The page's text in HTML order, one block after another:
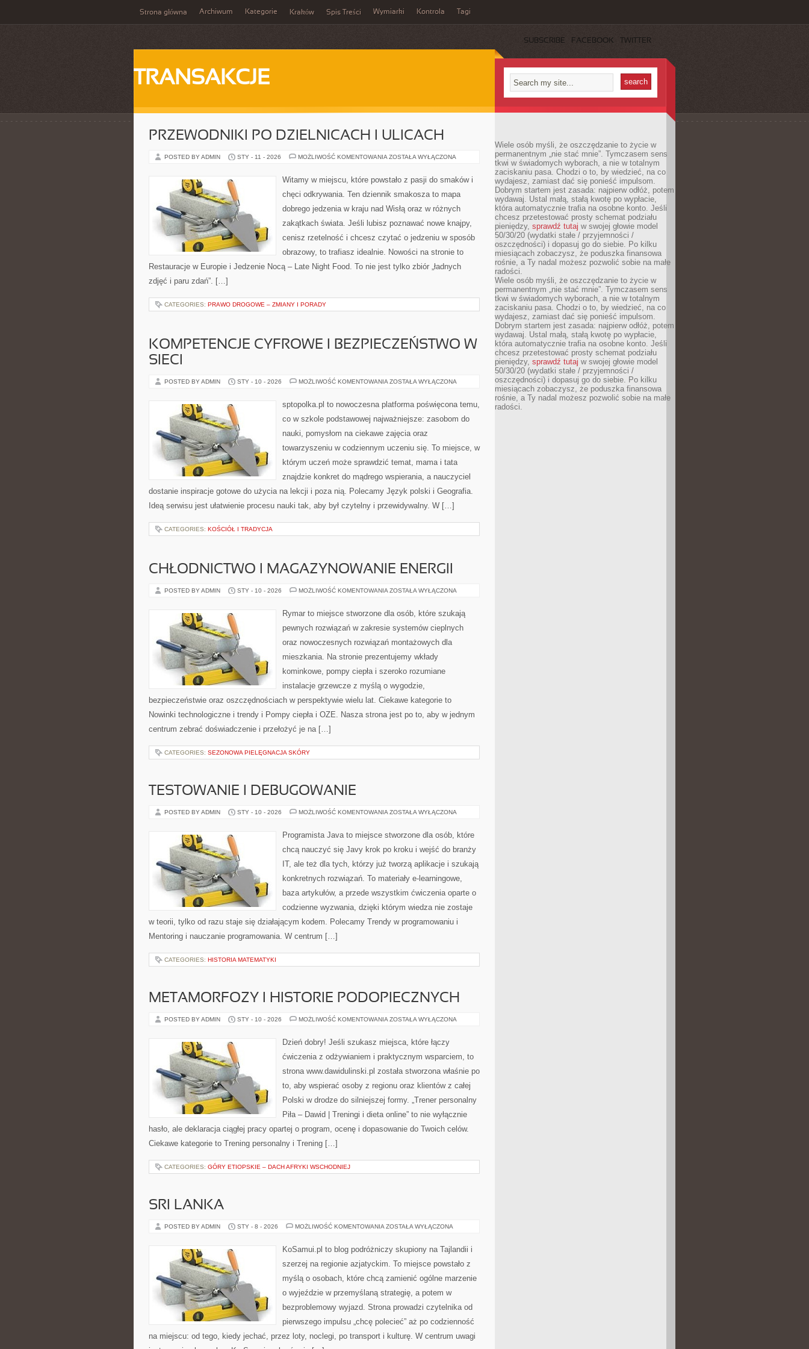
Strona główna Archiwum Kategorie Kraków Spis Treści Wymiarki Kontrola Tagi
SUBSCRIBE FACEBOOK TWITTER
TRANSAKCJE
PRZEWODNIKI PO DZIELNICACH I ULICACH
POSTED BY ADMIN STY - 11 - 2026 MOŻLIWOŚĆ KOMENTOWANIA PRZEWODNIKI
I
ULICACH
ZOSTAŁA WYŁĄCZONA
Witamy w miejscu, które powstało z pasji do smaków i
chęci odkrywania. Ten dziennik smakosza to mapa
dobrego jedzenia w kraju nad Wisłą oraz w różnych
zakątkach świata. Jeśli lubisz poznawać nowe knajpy,
cenisz rzetelność i chcesz czytać o jedzeniu w sposób
obrazowy, to trafiasz idealnie. Nowości na stronie to
Restauracje w Europie i Jedzenie Nocą – Late Night Food. To nie jest tylko zbiór „ładnych
zdjęć i paru zdań”. […]
CATEGORIES: PRAWO DROGOWE – ZMIANY I PORADY
KOMPETENCJE CYFROWE I BEZPIECZEŃSTWO W
SIECI
POSTED BY ADMIN STY - 10 - 2026 MOŻLIWOŚĆ KOMENTOWANIA KOMPETENCJE
BEZPIECZEŃSTWO
W
ZOSTAŁA WYŁĄCZONA
sptopolka.pl to nowoczesna platforma poświęcona temu,
co w szkole podstawowej najważniejsze: zasobom do
nauki, pomysłom na ciekawe zajęcia oraz
towarzyszeniu w codziennym uczeniu się. To miejsce, w
którym uczeń może sprawdzić temat, mama i tata
znajdzie konkret do mądrego wspierania, a nauczyciel
dostanie inspiracje gotowe do użycia na lekcji i poza nią. Polecamy Język polski i Geografia.
Ideą serwisu jest ułatwienie procesu nauki tak, aby był czytelny i przewidywalny. W […]
CATEGORIES: KOŚCIÓŁ I TRADYCJA
CHŁODNICTWO I MAGAZYNOWANIE ENERGII
POSTED BY ADMIN STY - 10 - 2026 MOŻLIWOŚĆ KOMENTOWANIA CHŁODNICTWO
ENERGII
ZOSTAŁA WYŁĄCZONA
Rymar to miejsce stworzone dla osób, które szukają
pewnych rozwiązań w zakresie systemów cieplnych
oraz nowoczesnych rozwiązań montażowych dla
mieszkania. Na stronie prezentujemy wkłady
kominkowe, pompy ciepła i szeroko rozumiane
instalacje grzewcze z myślą o wygodzie,
bezpieczeństwie oraz oszczędnościach w perspektywie wielu lat. Ciekawe kategorie to
Nowinki technologiczne i trendy i Pompy ciepła i OZE. Nasza strona jest po to, aby w jednym
centrum zebrać doświadczenie i przełożyć je na […]
CATEGORIES: SEZONOWA PIELĘGNACJA SKÓRY
TESTOWANIE I DEBUGOWANIE
POSTED BY ADMIN STY - 10 - 2026 MOŻLIWOŚĆ KOMENTOWANIA TESTOWANIE
ZOSTAŁA WYŁĄCZONA
Programista Java to miejsce stworzone dla osób, które
chcą nauczyć się Javy krok po kroku i wejść do branży
IT, ale też dla tych, którzy już tworzą aplikacje i szukają
konkretnych rozwiązań. To materiały e-learningowe,
baza artykułów, a przede wszystkim ćwiczenia oparte o
codzienne wyzwania, dzięki którym wiedza nie zostaje
w teorii, tylko od razu staje się działającym kodem. Polecamy Trendy w programowaniu i
Mentoring i nauczanie programowania. W centrum […]
CATEGORIES: HISTORIA MATEMATYKI
METAMORFOZY I HISTORIE PODOPIECZNYCH
POSTED BY ADMIN STY - 10 - 2026 MOŻLIWOŚĆ KOMENTOWANIA METAMORFOZY
PODOPIECZNYCH
ZOSTAŁA WYŁĄCZONA
Dzień dobry! Jeśli szukasz miejsca, które łączy
ćwiczenia z odżywianiem i praktycznym wsparciem, to
strona www.dawidulinski.pl została stworzona właśnie po
to, aby wspierać osoby z regionu oraz klientów z całej
Polski w drodze do silniejszej formy. „Trener personalny
Piła – Dawid | Treningi i dieta online” to nie wyłącznie
hasło, ale deklaracja ciągłej pracy opartej o program, ocenę i dopasowanie do Twoich celów.
Ciekawe kategorie to Trening personalny i Trening […]
CATEGORIES: GÓRY ETIOPSKIE – DACH AFRYKI WSCHODNIEJ
SRI LANKA
POSTED BY ADMIN STY - 8 - 2026 MOŻLIWOŚĆ KOMENTOWANIA SRI
ZOSTAŁA WYŁĄCZONA
KoSamui.pl to blog podróżniczy skupiony na Tajlandii i
szerzej na regionie azjatyckim. To miejsce powstało z
myślą o osobach, które chcą zamienić ogólne marzenie
o wyjeździe w przemyślaną strategię, a potem w
bezproblemowy wyjazd. Strona prowadzi czytelnika od
pierwszego impulsu „chcę polecieć” aż po codzienność
na miejscu: od tego, kiedy jechać, przez loty, noclegi, po transport i kulturę. W centrum uwagi
Wiele osób myśli, że oszczędzanie to życie w
permanentnym „nie stać mnie”. Tymczasem sens
tkwi w świadomych wyborach, a nie w totalnym
zaciskaniu pasa. Chodzi o to, by wiedzieć, na co
wydajesz, zamiast dać się ponieść impulsom.
Dobrym startem jest zasada: najpierw odłóż, potem
wydawaj. Ustal małą, stałą kwotę po wypłacie,
która automatycznie trafia na osobne konto. Jeśli
chcesz przetestować prosty schemat podziału
pieniędzy, sprawdź tutaj w swojej głowie model
50/30/20 (wydatki stałe / przyjemności /
oszczędności) i dopasuj go do siebie. Po kilku
miesiącach zobaczysz, że poduszka finansowa
rośnie, a Ty nadal możesz pozwolić sobie na małe
radości.
Wiele osób myśli, że oszczędzanie to życie w
permanentnym „nie stać mnie”. Tymczasem sens
tkwi w świadomych wyborach, a nie w totalnym
zaciskaniu pasa. Chodzi o to, by wiedzieć, na co
wydajesz, zamiast dać się ponieść impulsom.
Dobrym startem jest zasada: najpierw odłóż, potem
wydawaj. Ustal małą, stałą kwotę po wypłacie,
która automatycznie trafia na osobne konto. Jeśli
chcesz przetestować prosty schemat podziału
pieniędzy, sprawdź tutaj w swojej głowie model
50/30/20 (wydatki stałe / przyjemności /
oszczędności) i dopasuj go do siebie. Po kilku
miesiącach zobaczysz, że poduszka finansowa
rośnie, a Ty nadal możesz pozwolić sobie na małe
radości.